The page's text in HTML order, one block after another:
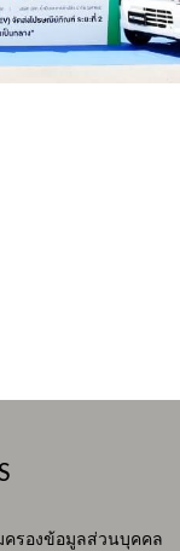
ครองข้อมูลส่วนบุคคล